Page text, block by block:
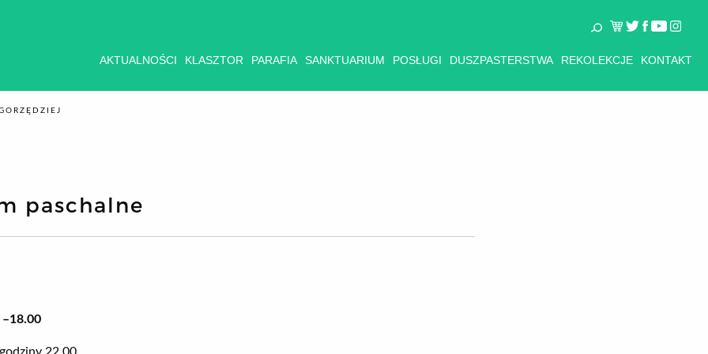
AKTUALNOŚCI KLASZTOR PARAFIA SANKTUARIUM POSŁUGI DUSZPASTERSTWA REKOLEKCJE KONTAKT
paschalne
–18.00